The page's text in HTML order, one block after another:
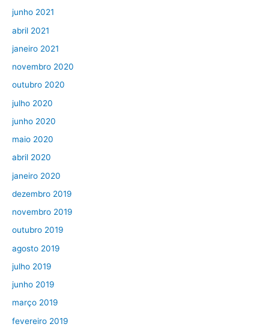
junho 2021
abril 2021
janeiro 2021
novembro 2020
outubro 2020
julho 2020
junho 2020
maio 2020
abril 2020
janeiro 2020
dezembro 2019
novembro 2019
outubro 2019
agosto 2019
julho 2019
junho 2019
março 2019
fevereiro 2019